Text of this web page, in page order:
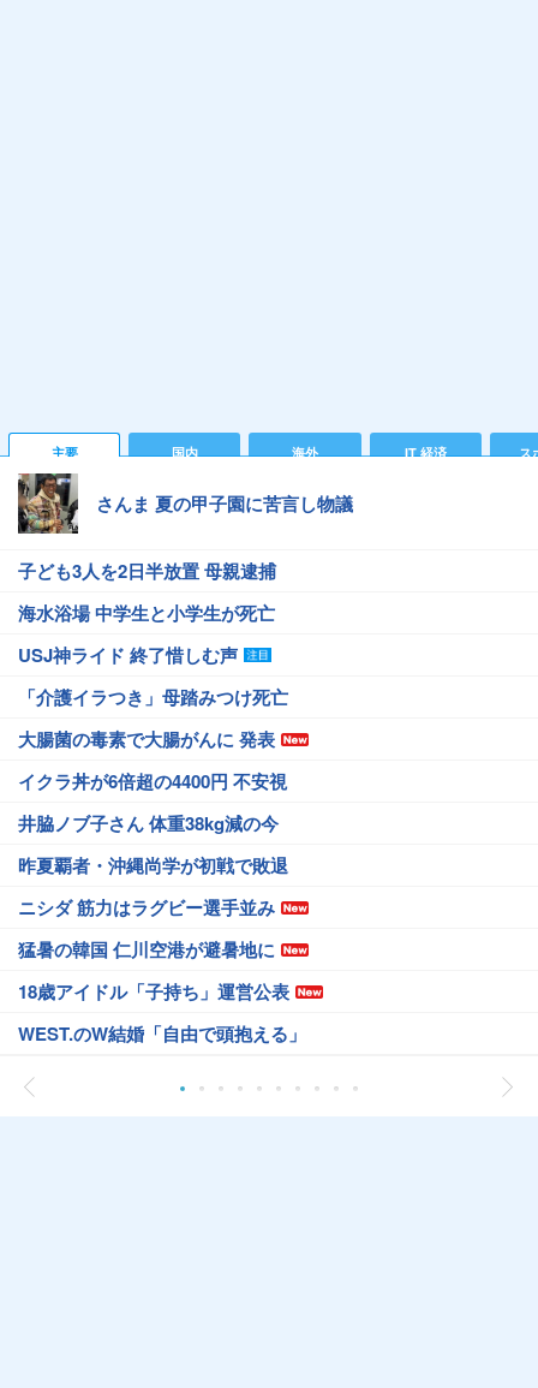
主要 国内 海外 IT 経済 ス
さんま 夏の甲子園に苦言し物議
子ども3人を2日半放置 母親逮捕
海水浴場 中学生と小学生が死亡
USJ神ライド 終了惜しむ声
「介護イラつき」母踏みつけ死亡
大腸菌の毒素で大腸がんに 発表
イクラ丼が6倍超の4400円 不安視
井脇ノブ子さん 体重38kg減の今
昨夏覇者・沖縄尚学が初戦で敗退
ニシダ 筋力はラグビー選手並み
猛暑の韓国 仁川空港が避暑地に
18歳アイドル「子持ち」運営公表
WEST.のW結婚「自由で頭抱える」